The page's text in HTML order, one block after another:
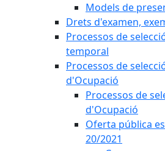
Models de
Drets d'examen,
Processos de
temporal
Processos de
d'Ocupació
Processos de
d'Ocupació
Oferta pública
20/2021